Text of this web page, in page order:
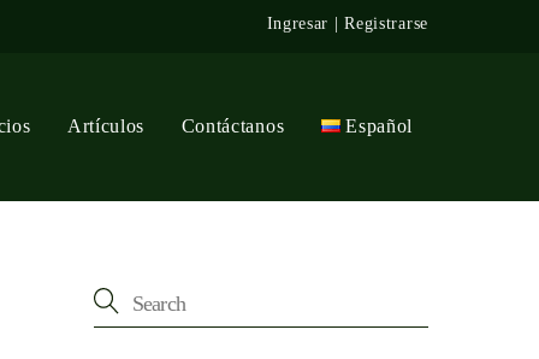
Ingresar |Registrarse
Artículos Contáctanos Español